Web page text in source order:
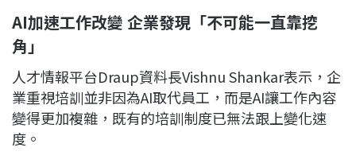
AI加速工作改變 企業發現「不可能一直靠挖
角」
人才情報平台Draup資料長Vishnu Shankar表示，企
業重視培訓並非因為AI取代員工，而是AI讓工作內容
變得更加複雜，既有的培訓制度已無法跟上變化速
度。